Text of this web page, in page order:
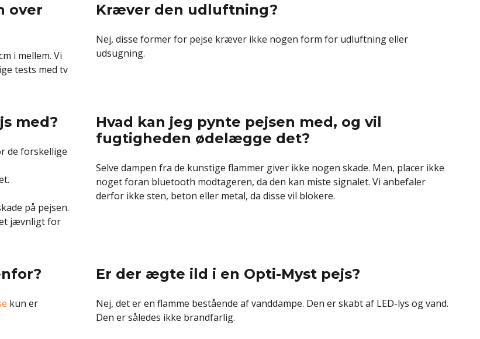
over
i mellem. Vi
tests med tv
Kræver den udluftning?
Nej, disse former for pejse kræver ikke nogen form for udluftning eller
udsugning.
med?
de forskellige
på pejsen.
jævnligt for
Hvad kan jeg pynte pejsen med, og vil
fugtigheden ødelægge det?
Selve dampen fra de kunstige flammer giver ikke nogen skade. Men, placer ikke
noget foran bluetooth modtageren, da den kan miste signalet. Vi anbefaler
derfor ikke sten, beton eller metal, da disse vil blokere.
kun er
Er der ægte ild i en Opti-Myst pejs?
Nej, det er en flamme bestående af vanddampe. Den er skabt af LED-lys og vand.
Den er således ikke brandfarlig.